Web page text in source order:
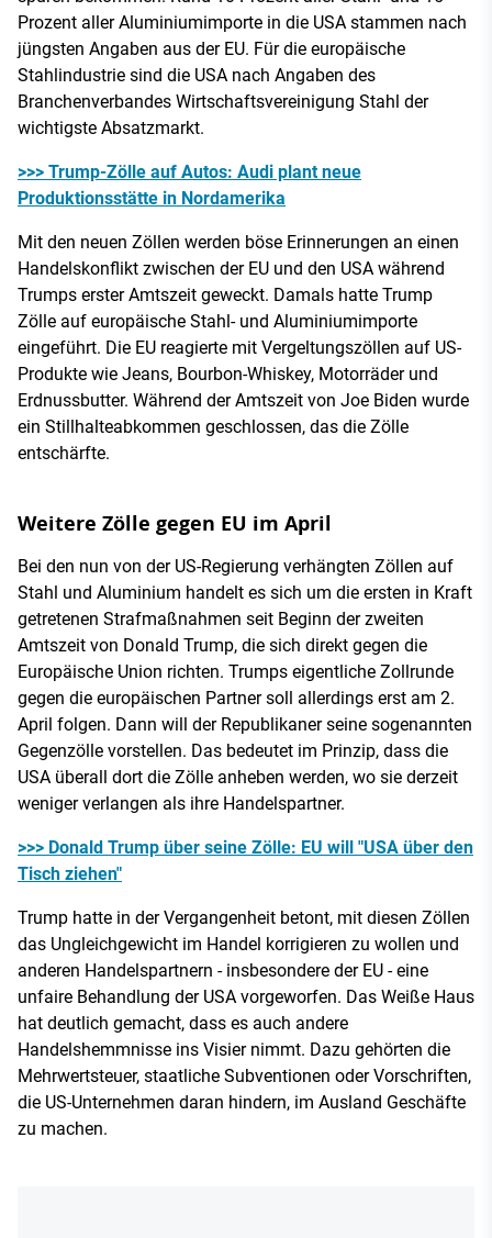
Prozent aller Aluminiumimporte in die USA stammen nach
jüngsten Angaben aus der EU. Für die europäische
Stahlindustrie sind die USA nach Angaben des
Branchenverbandes Wirtschaftsvereinigung Stahl der
wichtigste Absatzmarkt.
>>> Trump-Zölle auf Autos: Audi plant neue
Produktionsstätte in Nordamerika
Mit den neuen Zöllen werden böse Erinnerungen an einen
Handelskonflikt zwischen der EU und den USA während
Trumps erster Amtszeit geweckt. Damals hatte Trump
Zölle auf europäische Stahl- und Aluminiumimporte
eingeführt. Die EU reagierte mit Vergeltungszöllen auf US-
Produkte wie Jeans, Bourbon-Whiskey, Motorräder und
Erdnussbutter. Während der Amtszeit von Joe Biden wurde
ein Stillhalteabkommen geschlossen, das die Zölle
entschärfte.
Weitere Zölle gegen EU im April
Bei den nun von der US-Regierung verhängten Zöllen auf
Stahl und Aluminium handelt es sich um die ersten in Kraft
getretenen Strafmaßnahmen seit Beginn der zweiten
Amtszeit von Donald Trump, die sich direkt gegen die
Europäische Union richten. Trumps eigentliche Zollrunde
gegen die europäischen Partner soll allerdings erst am 2.
April folgen. Dann will der Republikaner seine sogenannten
Gegenzölle vorstellen. Das bedeutet im Prinzip, dass die
USA überall dort die Zölle anheben werden, wo sie derzeit
weniger verlangen als ihre Handelspartner.
>>> Donald Trump über seine Zölle: EU will "USA über den
Tisch ziehen"
Trump hatte in der Vergangenheit betont, mit diesen Zöllen
das Ungleichgewicht im Handel korrigieren zu wollen und
anderen Handelspartnern - insbesondere der EU - eine
unfaire Behandlung der USA vorgeworfen. Das Weiße Haus
hat deutlich gemacht, dass es auch andere
Handelshemmnisse ins Visier nimmt. Dazu gehörten die
Mehrwertsteuer, staatliche Subventionen oder Vorschriften,
die US-Unternehmen daran hindern, im Ausland Geschäfte
zu machen.